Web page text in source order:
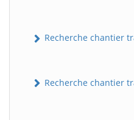
Recherche chantier
Recherche chantier